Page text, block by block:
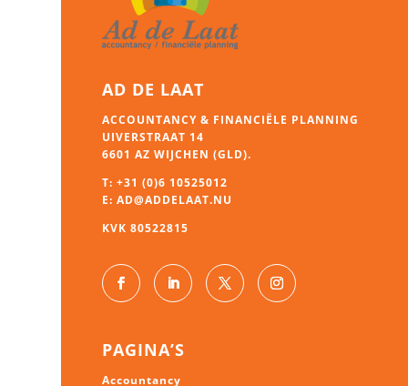
AD DE LAAT
ACCOUNTANCY & FINANCIËLE PLANNING
UIVERSTRAAT 14
6601 AZ WIJCHEN (GLD).
T: +31 (0)6 10525012
E: AD@ADDELAAT.NU
KVK 80522815
PAGINA’S
Accountancy